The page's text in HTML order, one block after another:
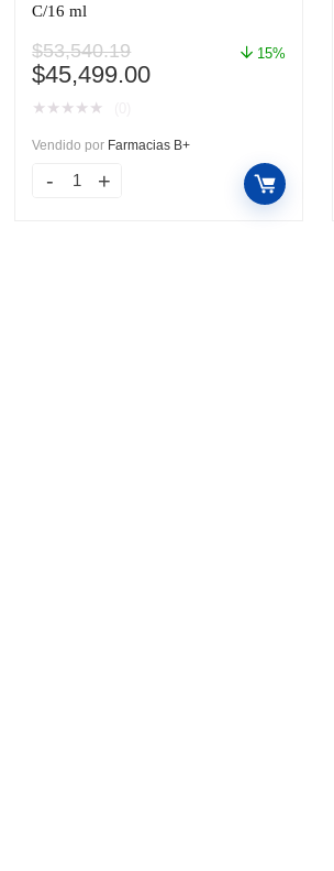
C/16 ml
$53,540.19
El
precio
original
era:
$53,540.19.
$45,499.00El
es:
$45,499.00.
15%
★ ★ ★ ★ ★
Vendido por Farmacias B+
AVASTIN